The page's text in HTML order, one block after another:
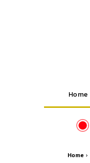
Home
Home